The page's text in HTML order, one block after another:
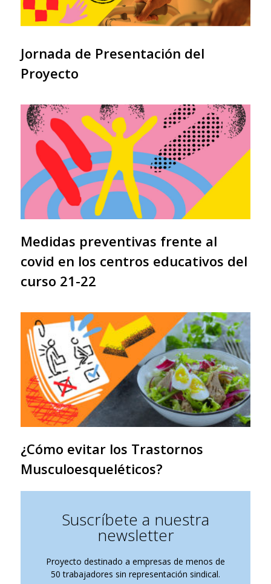
Jornada de Presentación del
Proyecto
Medidas preventivas frente al
covid en los centros educativos del
curso 21-22
¿Cómo evitar los Trastornos
Musculoesqueléticos?
Suscríbete a nuestra
newsletter
Proyecto destinado a empresas de menos de
50 trabajadores sin representación sindical.